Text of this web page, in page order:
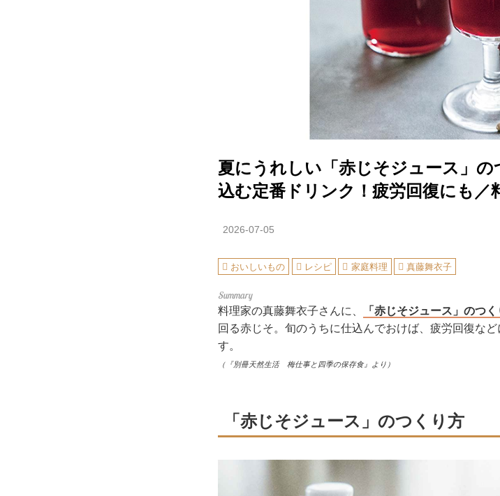
夏にうれしい「赤じそジュース」
込む定番ドリンク！疲労回復にも／
2026-07-05
おいしいもの レシピ 家庭料理 真藤舞衣子
料理家の真藤舞衣子さんに、 「赤じそジュース」のつ
回る赤じそ。旬のうちに仕込んでおけば、疲労回復な
す。
（『別冊天然生活 梅仕事と四季の保存食』より）
「赤じそジュース」のつくり方